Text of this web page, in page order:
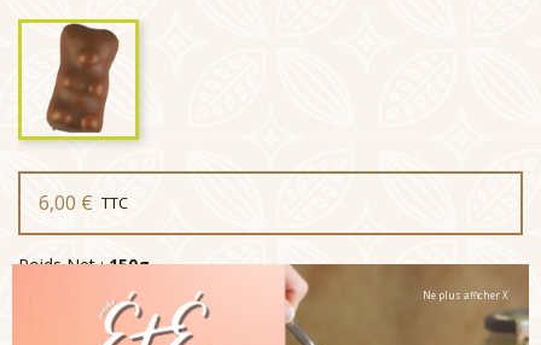
6,00 € TTC
Poids Net :150g
Type de chocolat :
Autre Gourmandise
Ne plus afficher X